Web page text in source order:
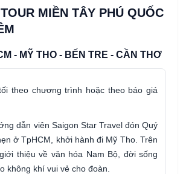
MIỀN TÂY PHÚ QUỐC
- MỸ THO - BẾN TRE - CẦN THƠ
theo chương trình hoặc theo báo giá
dẫn viên Saigon Star Travel đón Quý
ở TpHCM, khởi hành đi Mỹ Tho. Trên
thiệu về văn hóa Nam Bộ, đời sống
không khí vui vẻ cho đoàn.